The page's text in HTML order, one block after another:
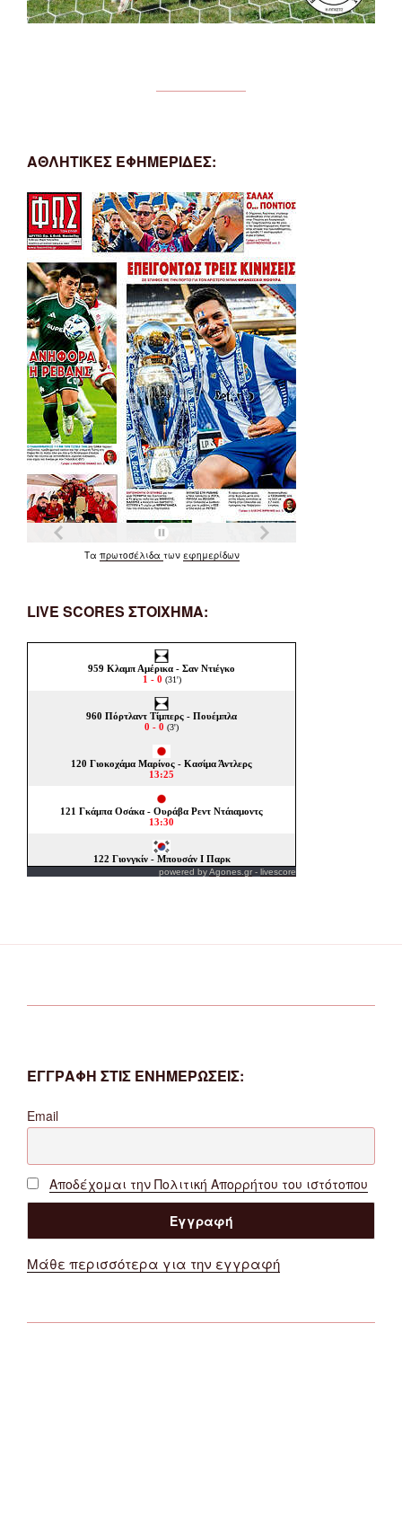
ΑΘΛΗΤΙΚΕΣ ΕΦΗΜΕΡΙΔΕΣ:
Τα πρωτοσέλιδα των εφημερίδων
LIVE SCORES ΣΤΟΙΧΗΜΑ:
powered byAgones.gr - livescore
ΕΓΓΡΑΦΗ ΣΤΙΣ ΕΝΗΜΕΡΩΣΕΙΣ:
Email
Αποδέχομαι την Πολιτική Απορρήτου του ιστότοπου
Μάθε περισσότερα για την εγγραφή